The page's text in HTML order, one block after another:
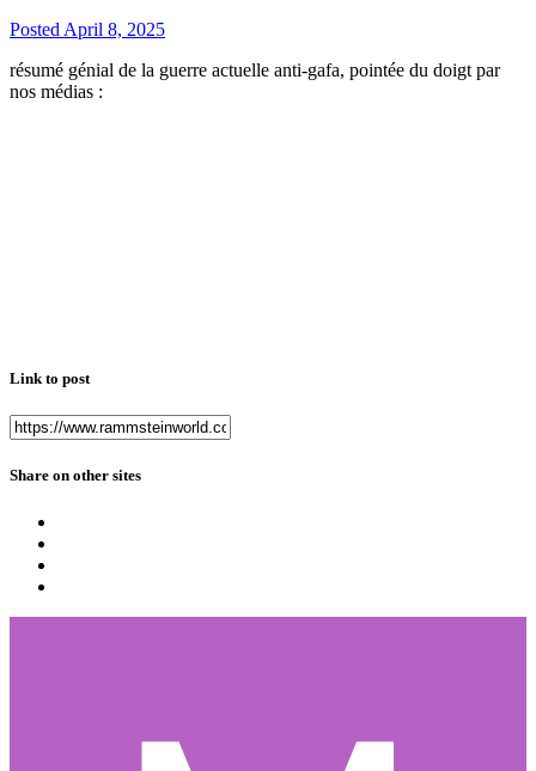
Posted April 8, 2025
résumé génial de la guerre actuelle anti-gafa, pointée du doigt par
nos médias :
Link to post
Share on other sites